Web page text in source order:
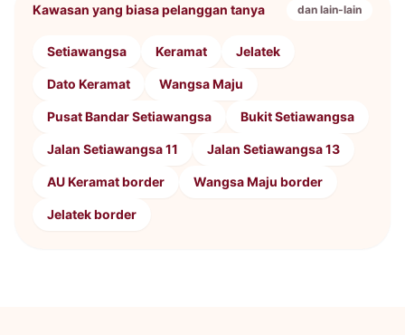
Kawasan yang biasa pelanggan tanya dan lain-lain
Setiawangsa Keramat Jelatek
Dato Keramat Wangsa Maju
Pusat Bandar Setiawangsa Bukit Setiawangsa
Jalan Setiawangsa 11 Jalan Setiawangsa 13
AU Keramat border Wangsa Maju border
Jelatek border